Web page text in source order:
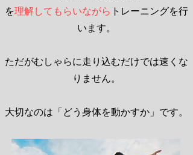
を理解してもらいながら トレーニングを行
います。
ただがむしゃらに走り込むだけでは速くな
りません。
大切なのは「どう身体を動かすか」です。